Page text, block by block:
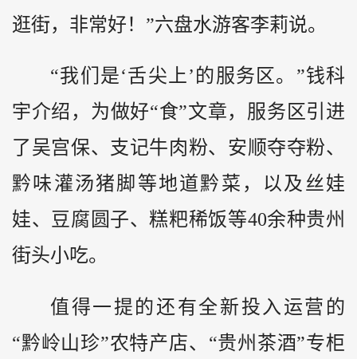
逛街，非常好！”六盘水游客李莉说。
“我们是‘舌尖上’的服务区。”钱科
宇介绍，为做好“食”文章，服务区引进
了吴宫保、支记牛肉粉、安顺夺夺粉、
黔味灌汤猪脚等地道黔菜，以及丝娃
娃、豆腐圆子、糕粑稀饭等40余种贵州
街头小吃。
值得一提的还有全新投入运营的
“黔岭山珍”农特产店、“贵州茶酒”专柜